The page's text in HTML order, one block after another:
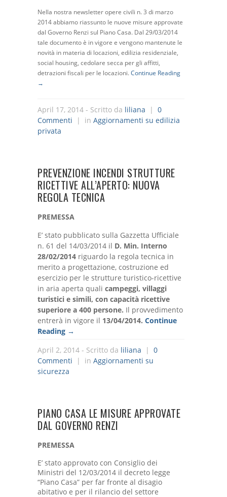
Nella nostra newsletter opere civili n. 3 di marzo
2014 abbiamo riassunto le nuove misure approvate
dal Governo Renzi sul Piano Casa. Dal 29/03/2014
tale documento è in vigore e vengono mantenute le
novità in materia di locazioni, edilizia residenziale,
social housing, cedolare secca per gli affitti,
detrazioni fiscali per le locazioni.Continue Reading
→
April 17, 2014 - Scritto da liliana | 0
Commenti | in Aggiornamenti su edilizia
privata
PREVENZIONE INCENDI STRUTTURE
RICETTIVE ALL’APERTO: NUOVA
REGOLA TECNICA
PREMESSA
E’ stato pubblicato sulla Gazzetta Ufficiale
n. 61 del 14/03/2014 il D. Min. Interno
28/02/2014 riguardo la regola tecnica in
merito a progettazione, costruzione ed
esercizio per le strutture turistico-ricettive
in aria aperta quali campeggi, villaggi
turistici e simili, con capacità ricettive
superiore a 400 persone. Il provvedimento
entrerà in vigore il 13/04/2014. Continue
Reading →
April 2, 2014 - Scritto da liliana | 0
Commenti | in Aggiornamenti su
sicurezza
PIANO CASA LE MISURE APPROVATE
DAL GOVERNO RENZI
PREMESSA
E’ stato approvato con Consiglio dei
Ministri del 12/03/2014 il decreto legge
“Piano Casa” per far fronte al disagio
abitativo e per il rilancio del settore